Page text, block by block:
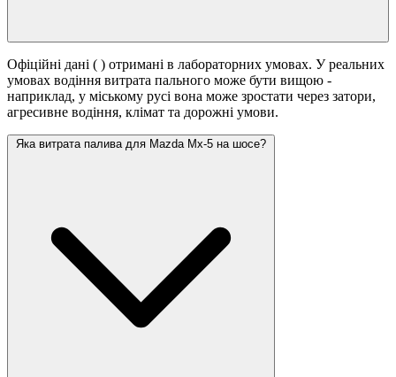
Офіційні дані ( ) отримані в лабораторних умовах. У реальних
умовах водіння витрата пального може бути вищою -
наприклад, у міському русі вона може зростати через затори,
агресивне водіння, клімат та дорожні умови.
Яка витрата палива для Mazda Mx-5 на шосе?